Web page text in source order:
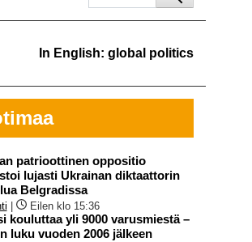
In English: global politics
patrioottinen oppositio
lujasti Ukrainan diktaattorin
Belgradissa
Eilen klo 15:36
kouluttaa yli 9000 varusmiestä –
luku vuoden 2006 jälkeen